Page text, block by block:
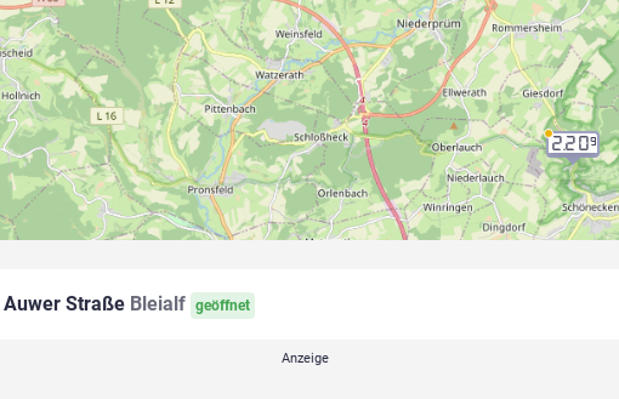
2.209
Auwer Straße Bleialf geöffnet